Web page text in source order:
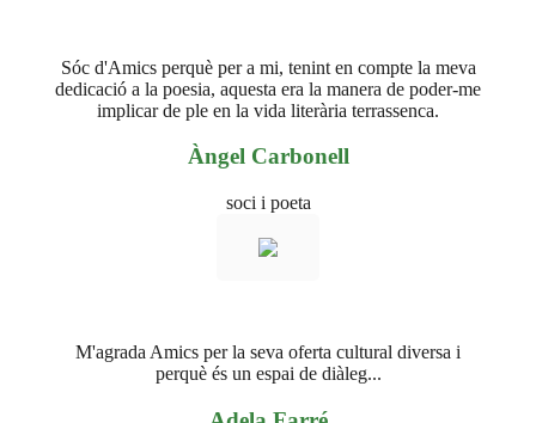
Sóc d'Amics perquè per a mi, tenint en compte la meva
dedicació a la poesia, aquesta era la manera de poder-me
implicar de ple en la vida literària terrassenca.
Àngel Carbonell
soci i poeta
M'agrada Amics per la seva oferta cultural diversa i
perquè és un espai de diàleg...